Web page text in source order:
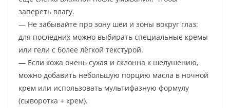
запереть влагу.
— Не забывайте про зону шеи и зоны вокруг глаз:
для последних можно выбирать специальные кремы
или гели с более лёгкой текстурой.
— Если кожа очень сухая и склонна к шелушению,
можно добавить небольшую порцию масла в ночной
крем или использовать мультифазную формулу
(сыворотка + крем).